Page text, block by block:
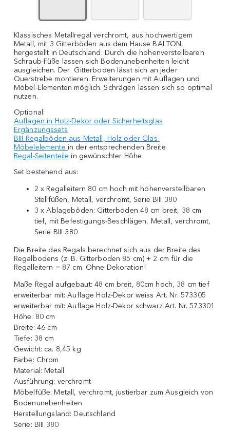
Klassisches Metallregal verchromt, aus hochwertigem
Metall, mit 3 Gitterböden aus dem Hause BALTON,
hergestellt in Deutschland. Durch die höhenverstellbaren
Schraub-Füße lassen sich Bodenunebenheiten leicht
ausgleichen. Der Gitterboden lässt sich an jeder
Querstrebe montieren. Erweiterungen mit Auflagen und
Möbel-Elementen möglich. Schrägen lassen sich so optimal
nutzen.
Optional:
Auflagen in Holz-Dekor oder Sicherheitsglas
Ergänzungssets
BIII Regalböden aus Metall, Holz oder Glas
Möbelelemente in der entsprechenden Breite
Regal-Seitenteile in gewünschter Höhe
Set bestehend aus:
2 x Regalleitern 80 cm hoch mit höhenverstellbaren
Stellfüßen, Metall, verchromt, Serie BIII 380
3 x Ablageböden: Gitterböden 48 cm breit, 38 cm
tief, mit Befestigungs-Beschlägen, Metall, verchromt,
Serie BIII 380
Die Breite des Regals berechnet sich aus der Breite des
Regalbodens (z. B. Gitterboden 85 cm) + 2 cm für die
Regalleitern = 87 cm. Ohne Dekoration!
Maße Regal aufgebaut: 48 cm breit, 80cm hoch, 38 cm tief
erweiterbar mit:Auflage Holz-Dekor weiss Art. Nr. 573305
erweiterbar mit:Auflage Holz-Dekor schwarz Art. Nr. 573301
Höhe: 80 cm
Breite: 46 cm
Tiefe: 38 cm
Gewicht: ca. 8,45 kg
Farbe: Chrom
Material: Metall
Ausführung: verchromt
Möbelfüße: Metall, verchromt, justierbar zum Ausgleich von
Bodenunebenheiten
Herstellungsland: Deutschland
Serie: BIII 380